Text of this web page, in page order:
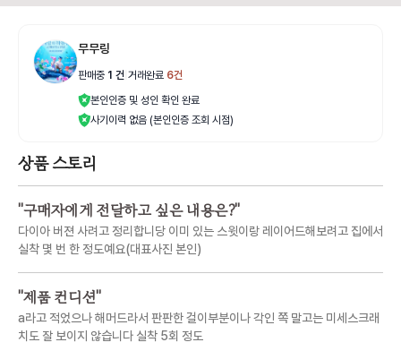
무무링
판매중 1 건 거래완료 6건
본인인증 및 성인 확인 완료
사기이력 없음 (본인인증 조회 시점)
상품 스토리
"구매자에게 전달하고 싶은 내용은?"
다이아 버젼 사려고 정리합니당 이미 있는 스윗이랑 레이어드해보려고 집에서
실착 몇 번 한 정도예요(대표사진 본인)
"제품 컨디션"
a라고 적었으나 해머드라서 판판한 걸이부분이나 각인 쪽 말고는 미세스크래
치도 잘 보이지 않습니다 실착 5회 정도